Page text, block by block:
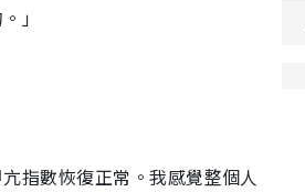
」
指數恢復正常。我感覺整個人